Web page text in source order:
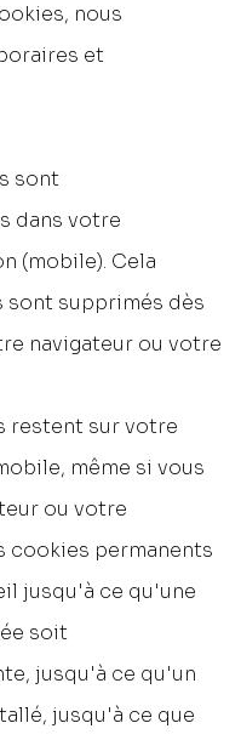
nous
et
sont
dans votre
(mobile). Cela
sont supprimés dès
navigateur ou votre
restent sur votre
même si vous
ou votre
cookies permanents
jusqu'à ce qu'une
soit
jusqu'à ce qu'un
jusqu'à ce que